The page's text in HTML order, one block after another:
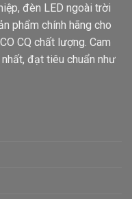
đèn LED ngoài trời
phẩm chính hãng cho
CQ chất lượng. Cam
đạt tiêu chuẩn như